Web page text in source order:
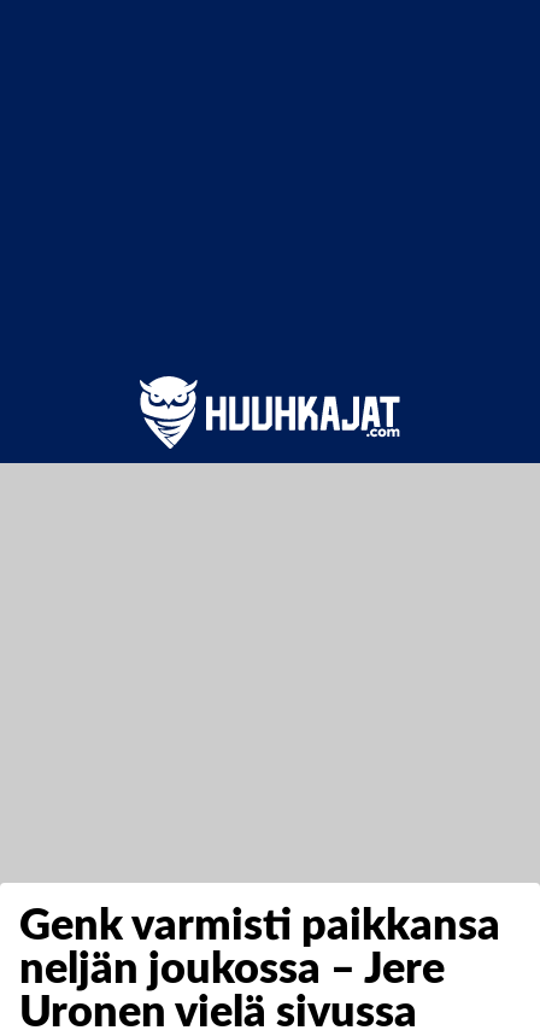
Genk varmisti paikkansa
neljän joukossa – Jere
Uronen vielä sivussa